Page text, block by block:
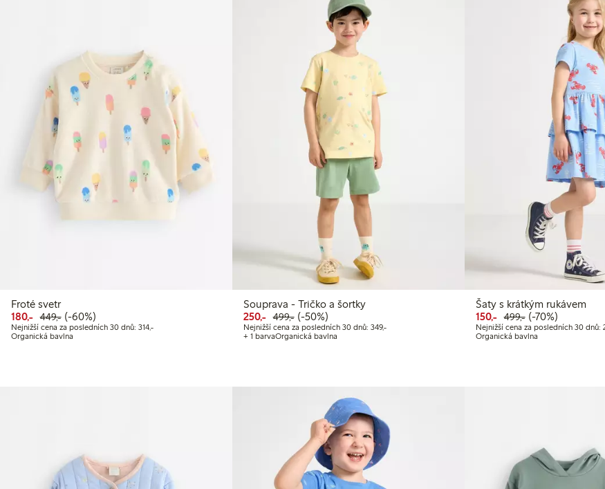
Froté svetr
180,- Snížená cena: 180,00 Kč
449,-Běžná cena: 449,00 Kč
60% sleva
(-60%)
Nejnižší cena za posledních 30 dnů: 314,-Nejnižší cena za posledních 30 dnů: 314,00 Kč
Organická bavlna
Souprava - Tričko a šortky
250,- Snížená cena: 250,00 Kč
499,-Běžná cena: 499,00 Kč
50% sleva
(-50%)
Nejnižší cena za posledních 30 dnů: 349,-Nejnižší cena za posledních 30 dnů: 349,00 Kč
+ 1 barvaOrganická bavlna
Šaty s krátkým rukávem
150,- Snížená cena: 150,00
499,-Běžná cena:
70% sleva
(-70%)
Nejnižší cena za posledních 30 dnů:
Organická bavlna